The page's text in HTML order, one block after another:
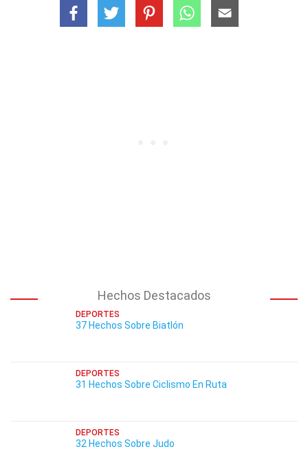
Hechos Destacados
DEPORTES
37 Hechos Sobre Biatlón
DEPORTES
31 Hechos Sobre Ciclismo En Ruta
DEPORTES
32 Hechos Sobre Judo